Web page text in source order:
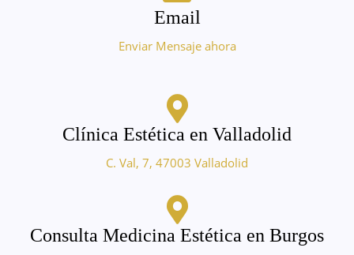
Email
Enviar Mensaje ahora
Clínica Estética en Valladolid
C. Val, 7, 47003 Valladolid
Consulta Medicina Estética en Burgos